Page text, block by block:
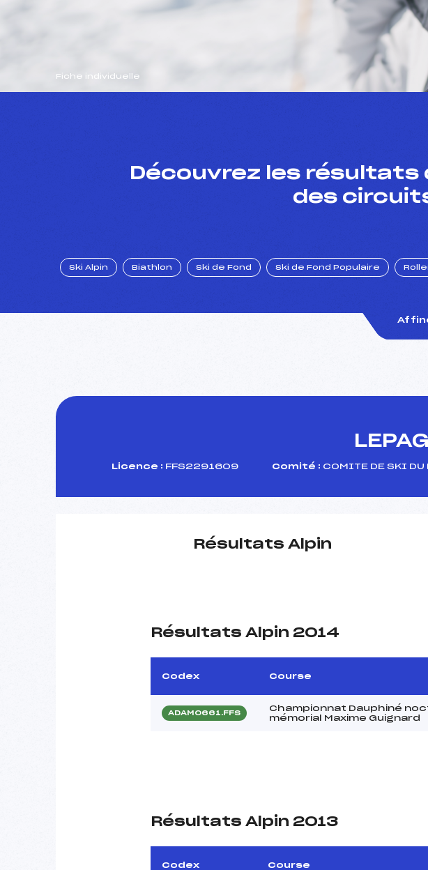
Fiche individuelle
Découvrez les résultats
des
Ski Alpin Biathlon Ski de Fond Ski de Fond Populaire
Licence : FFS2291609 Comité : COMITE DE SKI DU
Résultats Alpin
Résultats Alpin 2014
Codex Course
ADAM0661.FFS
Championnat Dauphiné
mémorial Maxime Guignard
Résultats Alpin 2013
Codex Course